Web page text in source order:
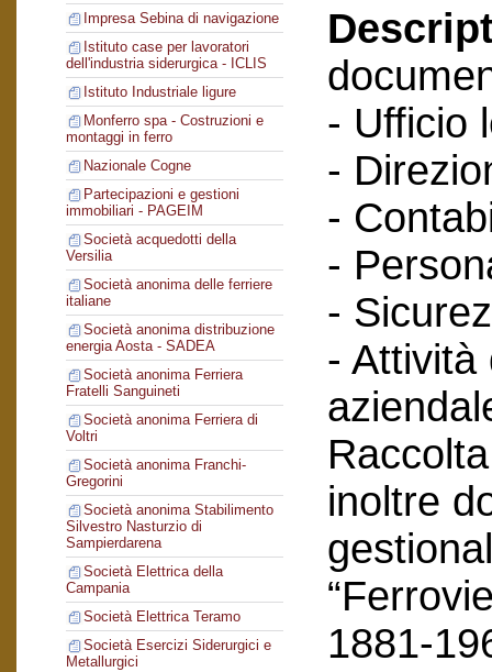
Impresa Sebina di navigazione
Istituto case per lavoratori
dell'industria siderurgica - ICLIS
Istituto Industriale ligure
Monferro spa - Costruzioni e
montaggi in ferro
Nazionale Cogne
Partecipazioni e gestioni
immobiliari - PAGEIM
Società acquedotti della
Versilia
Società anonima delle ferriere
italiane
Società anonima distribuzione
energia Aosta - SADEA
Società anonima Ferriera
Fratelli Sanguineti
Società anonima Ferriera di
Voltri
Società anonima Franchi-
Gregorini
Società anonima Stabilimento
Silvestro Nasturzio di
Sampierdarena
Società Elettrica della
Campania
Società Elettrica Teramo
Società Esercizi Siderurgici e
Metallurgici
- Ufficio
-
-
-
-
- Attività
inoltre
1881-